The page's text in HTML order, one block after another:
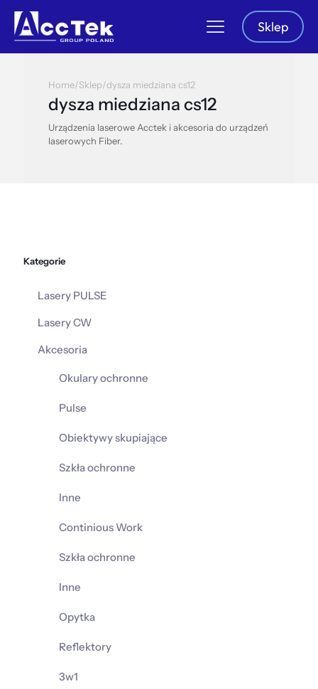
Sklep
Home/Sklep/dysza miedziana cs12
dysza miedziana cs12
Urządzenia laserowe Acctek i akcesoria do urządzeń
laserowych Fiber.
Kategorie
Lasery PULSE
Lasery CW
Akcesoria
Okulary ochronne
Pulse
Obiektywy skupiające
Szkła ochronne
Inne
Continious Work
Szkła ochronne
Inne
Opytka
Reflektory
3w1